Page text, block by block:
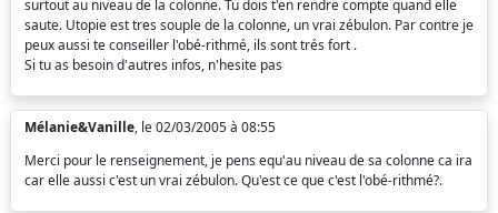
surtout au niveau de la colonne. Tu dois t'en rendre compte quand elle
saute. Utopie est tres souple de la colonne, un vrai zébulon. Par contre je
peux aussi te conseiller l'obé-rithmé, ils sont trés fort .
Si tu as besoin d'autres infos, n'hesite pas
Mélanie&Vanille, le 02/03/2005 à 08:55
Merci pour le renseignement, je pens equ'au niveau de sa colonne ca ira
car elle aussi c'est un vrai zébulon. Qu'est ce que c'est l'obé-rithmé?.